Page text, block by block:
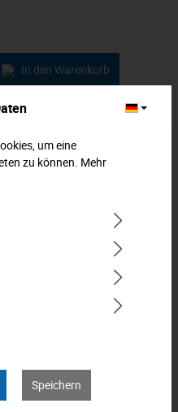
In den Warenkorb
um eine
zu können. Mehr
Speichern